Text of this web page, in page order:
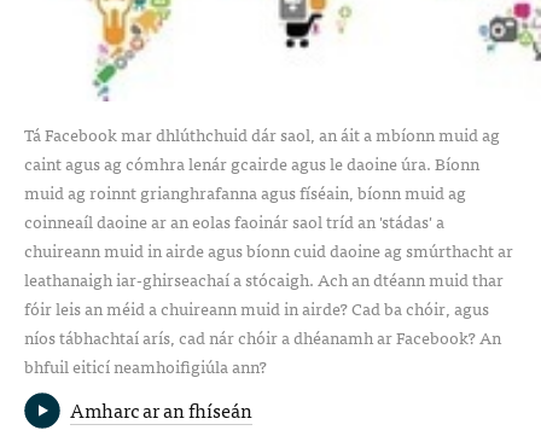
Tá Facebook mar dhlúthchuid dár saol, an áit a mbíonn muid ag
caint agus ag cómhra lenár gcairde agus le daoine úra. Bíonn
muid ag roinnt grianghrafanna agus físéain, bíonn muid ag
coinneaíl daoine ar an eolas faoinár saol tríd an 'stádas' a
chuireann muid in airde agus bíonn cuid daoine ag smúrthacht ar
leathanaigh iar-ghirseachaí a stócaigh. Ach an dtéann muid thar
fóir leis an méid a chuireann muid in airde? Cad ba chóir, agus
níos tábhachtaí arís, cad nár chóir a dhéanamh ar Facebook? An
bhfuil eiticí neamhoifigiúla ann?
Amharc ar an fhíseán